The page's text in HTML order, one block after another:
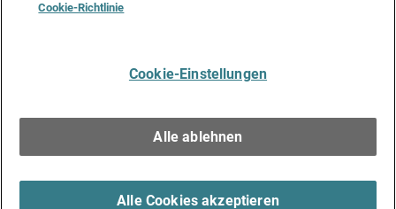
Media & Brand Kit
Cookie-Richtlinie
Cookie-Einstellungen
Alle ablehnen
Alle Cookies akzeptieren